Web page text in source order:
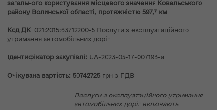
загального користування місцевого значення Ковельського
району Волинської області, протяжністю 597,7 км
Код ДК 021:2015:63712200-5 Послуги з експлуатаційного
утримання автомобільних доріг
Ідентифікатор закупівлі: UA-2023-05-17-007193-a
Очікувана вартість: 50742725 грн з ПДВ
Послуги з експлуатаційного утримання
автомобільних доріг включають